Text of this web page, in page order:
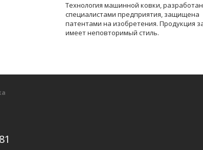
Технология машинной ковки,
специалистами предприятия, защищена
патентами на изобретения. Продукция
имеет неповторимый стиль.